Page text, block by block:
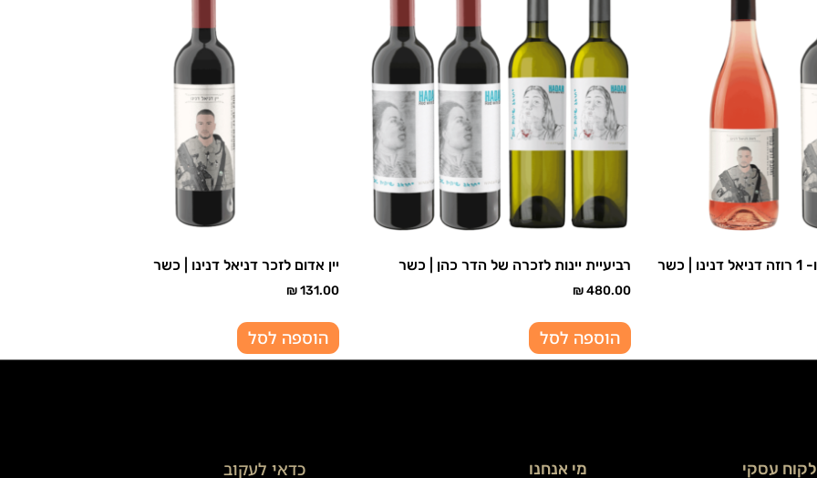
רביעיית יינות לזכרה של הדר כהן | כשר
₪480.00
הוספה לסל
יין אדום לזכר דניאל דנינו | כשר
₪131.00
הוספה לסל
לקוח עסקי מי אנחנו כדאי לעקוב